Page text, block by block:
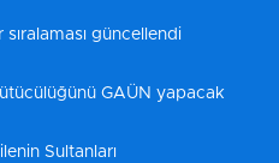
güncellendi
GAÜN yapacak
Sultanları